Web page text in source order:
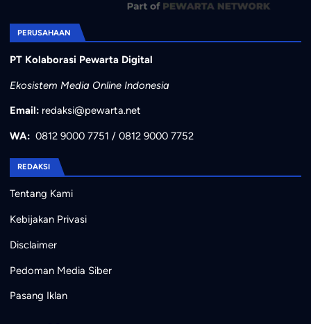
PERUSAHAAN
PT Kolaborasi Pewarta Digital
Ekosistem Media Online Indonesia
Email: redaksi@pewarta.net
WA: 0812 9000 7751 / 0812 9000 7752
REDAKSI
Tentang Kami
Kebijakan Privasi
Disclaimer
Pedoman Media Siber
Pasang Iklan